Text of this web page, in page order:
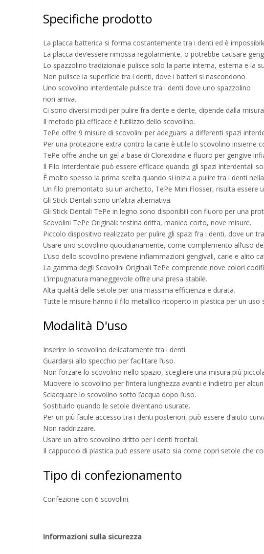
Specifiche prodotto
La placca batterica si forma costantemente tra i denti ed è
La placca dev’essere rimossa regolarmente, o potrebbe causare
Lo spazzolino tradizionale pulisce solo la parte interna, esterna e la
Non pulisce la superficie tra i denti, dove i batteri si nascondono.
Uno scovolino interdentale pulisce tra i denti dove uno spazzolino
non arriva.
Ci sono diversi modi per pulire fra dente e dente, dipende dalla
Il metodo più efficace è l’utilizzo dello scovolino.
TePe offre 9 misure di scovolini per adeguarsi a differenti spazi
Per una protezione extra contro la carie è utile lo scovolino insieme
TePe offre anche un gel a base di Clorexidina e fluoro per gengive
Il Filo Interdentale può essere efficace quando gli spazi interdentali
È molto spesso la prima scelta quando si inizia a pulire tra i denti
Un filo premontato su un archetto, TePe Mini Flosser, risulta essere
Gli Stick Dentali sono un’altra alternativa.
Gli Stick Dentali TePe in legno sono disponibili con fluoro per una
Scovolini TePe Originali: testina dritta, manico corto, nove misure.
Piccolo dispositivo realizzato per pulire gli spazi fra i denti, dove un
Usare uno scovolino quotidianamente, come complemento all’uso
L’uso dello scovolino previene infiammazioni gengivali, carie e alito
La gamma degli Scovolini Originali TePe comprende nove colori
L’impugnatura maneggevole offre una presa stabile.
Alta qualità delle setole per una massima efficienza e durata.
Tutte le misure hanno il filo metallico ricoperto in plastica per un uso
Modalità D'uso
Inserire lo scovolino delicatamente tra i denti.
Guardarsi allo specchio per facilitare l’uso.
Non forzare lo scovolino nello spazio, scegliere una misura più
Muovere lo scovolino per l’intera lunghezza avanti e indietro per
Sciacquare lo scovolino sotto l’acqua dopo l’uso.
Sostituirlo quando le setole diventano usurate.
Per un più facile accesso tra i denti posteriori, può essere d’aiuto
Non raddrizzare.
Usare un altro scovolino dritto per i denti frontali.
Il cappuccio di plastica può essere usato sia come copri setole che
Tipo di confezionamento
Confezione con 6 scovolini.
Informazioni sulla sicurezza